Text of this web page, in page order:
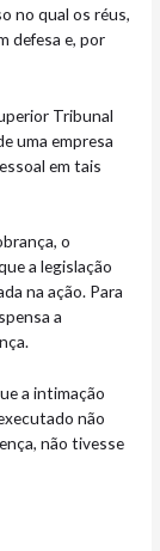
no qual os réus,
defesa e, por
Tribunal
uma empresa
em tais
o
a legislação
na ação. Para
a
a intimação
não
não tivesse